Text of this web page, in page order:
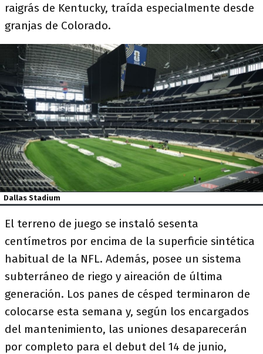
raigrás de Kentucky, traída especialmente desde
granjas de Colorado.
Dallas Stadium
El terreno de juego se instaló sesenta
centímetros por encima de la superficie sintética
habitual de la NFL. Además, posee un sistema
subterráneo de riego y aireación de última
generación. Los panes de césped terminaron de
colocarse esta semana y, según los encargados
del mantenimiento, las uniones desaparecerán
por completo para el debut del 14 de junio,